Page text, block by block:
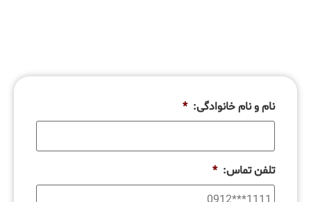
نام و نام خانوادگی: *
تلفن تماس: *